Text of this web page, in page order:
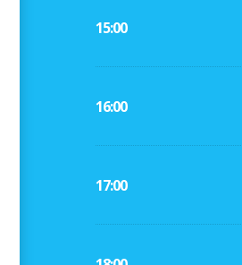
15:00
16:00
17:00